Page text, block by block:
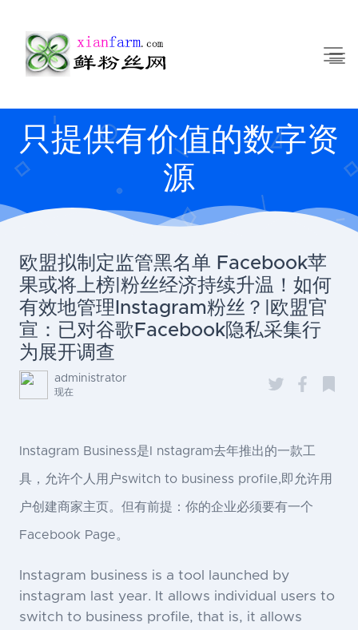
只提供有价值的数字资
源
欧盟拟制定监管黑名单 Facebook苹
果或将上榜|粉丝经济持续升温！如何
有效地管理Instagram粉丝？|欧盟官
宣：已对谷歌Facebook隐私采集行
为展开调查
administrator
现在
Instagram Business是I nstagram去年推出的一款工
具，允许个人用户switch to business profile,即允许用
户创建商家主页。但有前提：你的企业必须要有一个
Facebook Page。
Instagram business is a tool launched by
instagram last year. It allows individual users to
switch to business profile, that is, it allows